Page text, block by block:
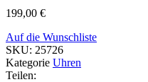
199,00 €
Auf die Wunschliste
SKU: 25726
Kategorie Uhren
Teilen: